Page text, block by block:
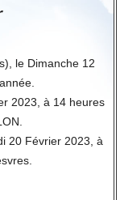
le Dimanche 12
2023, à 14 heures
20 Février 2023, à